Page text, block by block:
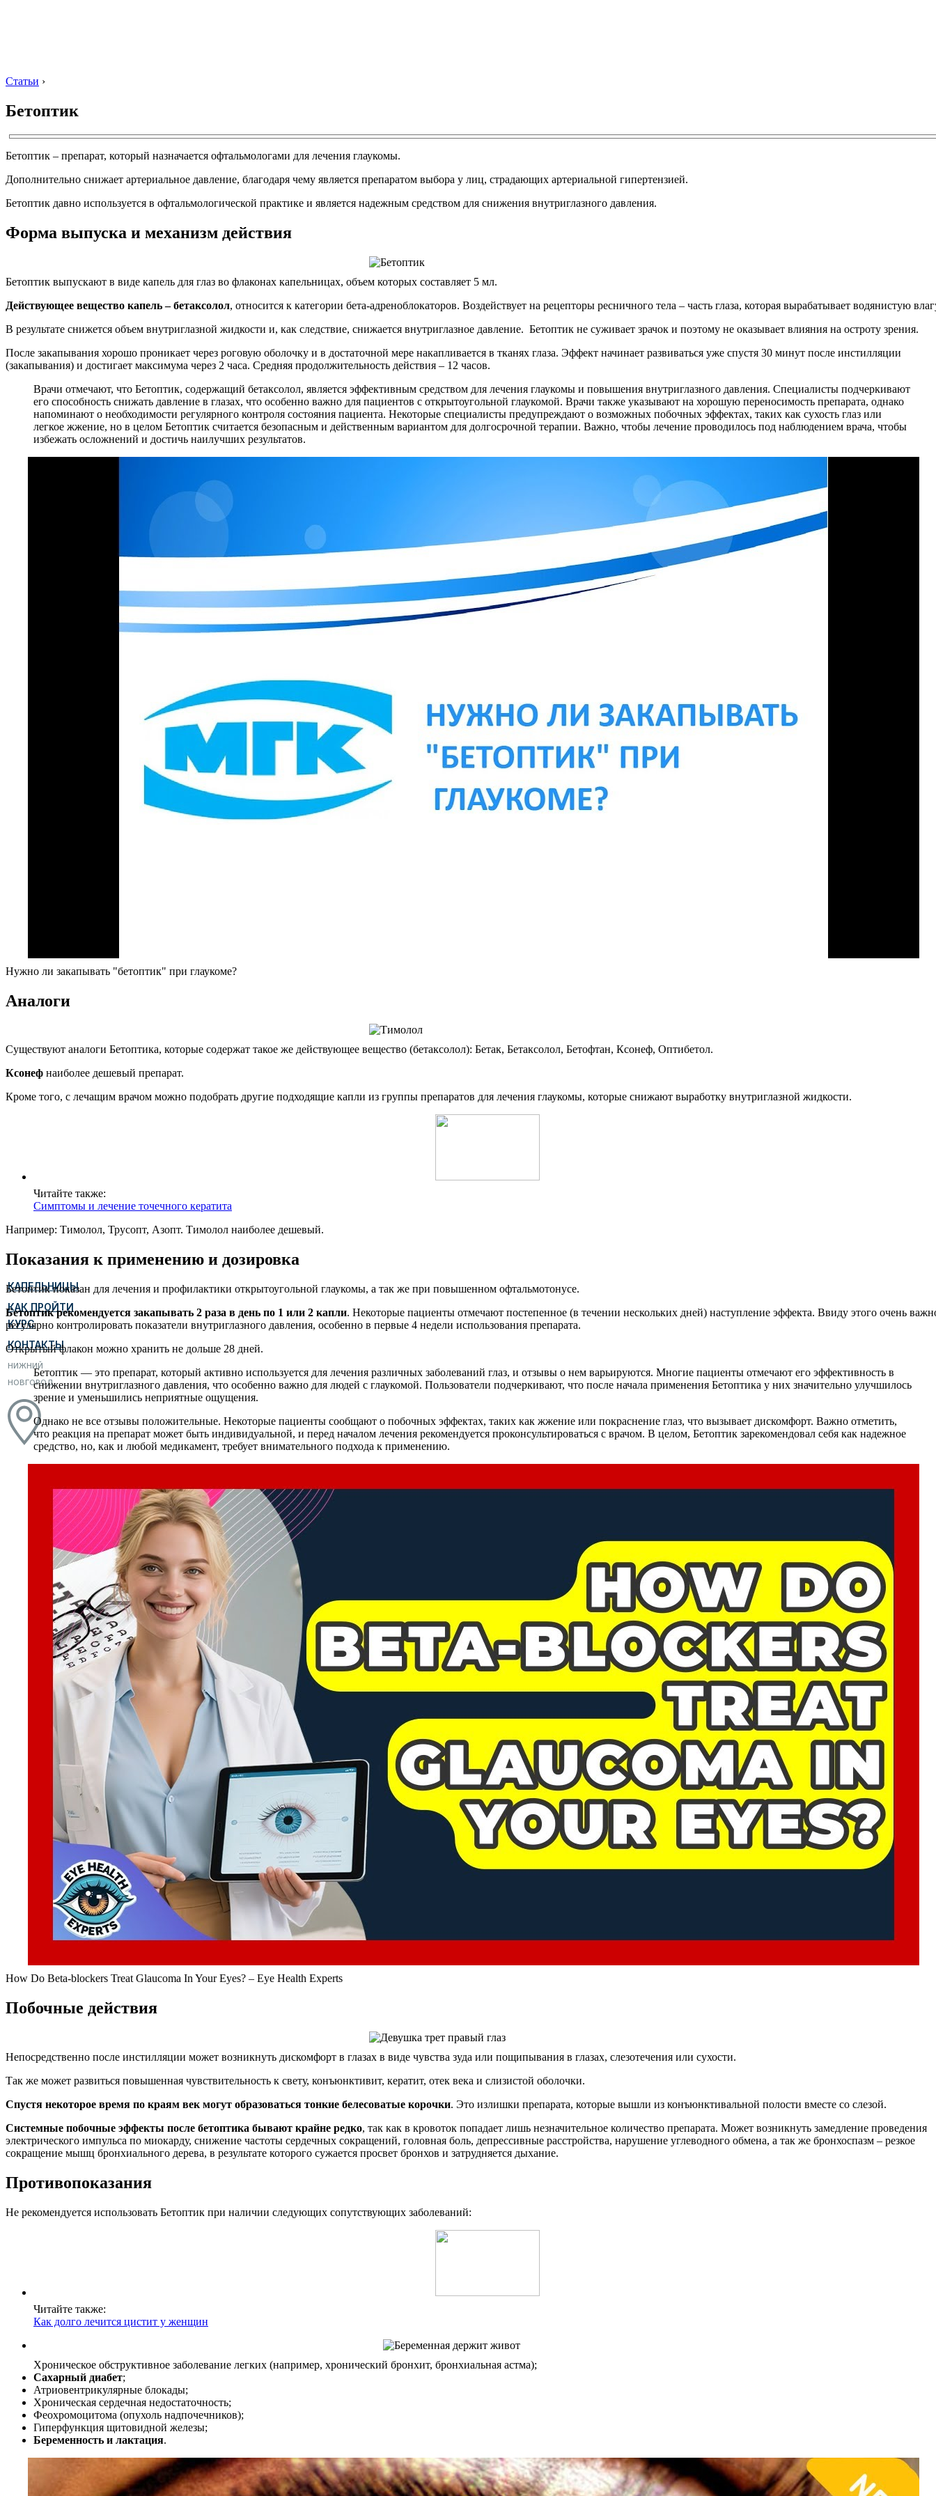
КАПЕЛЬНИЦЫ
КАК ПРОЙТИ
КУРС
КОНТАКТЫ
НИЖНИЙ
НОВГОРОД
Статьи ›
Бетоптик
Бетоптик – препарат, который назначается офтальмологами для лечения глаукомы.
Дополнительно снижает артериальное давление, благодаря чему является препаратом выбора у лиц, страдающих артериальной гипертензией.
Бетоптик давно используется в офтальмологической практике и является надежным средством для снижения внутриглазного давления.
Форма выпуска и механизм действия
Бетоптик выпускают в виде капель для глаз во флаконах капельницах, объем которых составляет 5 мл.
Действующее вещество капель – бетаксолол, относится к категории бета-адреноблокаторов. Воздействует на рецепторы ресничного тела – часть глаза, которая вырабатывает водянистую
В результате снижется объем внутриглазной жидкости и, как следствие, снижается внутриглазное давление. Бетоптик не суживает зрачок и поэтому не оказывает влияния на остроту зрения.
После закапывания хорошо проникает через роговую оболочку и в достаточной мере накапливается в тканях глаза. Эффект начинает развиваться уже спустя 30 минут после инстилляции
(закапывания) и достигает максимума через 2 часа. Средняя продолжительность действия – 12 часов.
Врачи отмечают, что Бетоптик, содержащий бетаксолол, является эффективным средством для лечения глаукомы и повышения внутриглазного давления. Специалисты подчеркивают
его способность снижать давление в глазах, что особенно важно для пациентов с открытоугольной глаукомой. Врачи также указывают на хорошую переносимость препарата, однако
напоминают о необходимости регулярного контроля состояния пациента. Некоторые специалисты предупреждают о возможных побочных эффектах, таких как сухость глаз или
легкое жжение, но в целом Бетоптик считается безопасным и действенным вариантом для долгосрочной терапии. Важно, чтобы лечение проводилось под наблюдением врача, чтобы
избежать осложнений и достичь наилучших результатов.
Нужно ли закапывать "бетоптик" при глаукоме?
Аналоги
Существуют аналоги Бетоптика, которые содержат такое же действующее вещество (бетаксолол): Бетак, Бетаксолол, Бетофтан, Ксонеф, Оптибетол.
Ксонеф наиболее дешевый препарат.
Кроме того, с лечащим врачом можно подобрать другие подходящие капли из группы препаратов для лечения глаукомы, которые снижают выработку внутриглазной жидкости.
Читайте также:
Симптомы и лечение точечного кератита
Например: Тимолол, Трусопт, Азопт. Тимолол наиболее дешевый.
Показания к применению и дозировка
Бетоптик показан для лечения и профилактики открытоугольной глаукомы, а так же при повышенном офтальмотонусе.
Бетоптик рекомендуется закапывать 2 раза в день по 1 или 2 капли. Некоторые пациенты отмечают постепенное (в течении нескольких дней) наступление эффекта. Ввиду этого очень
регулярно контролировать показатели внутриглазного давления, особенно в первые 4 недели использования препарата.
Открытый флакон можно хранить не дольше 28 дней.
Бетоптик — это препарат, который активно используется для лечения различных заболеваний глаз, и отзывы о нем варьируются. Многие пациенты отмечают его эффективность в
снижении внутриглазного давления, что особенно важно для людей с глаукомой. Пользователи подчеркивают, что после начала применения Бетоптика у них значительно улучшилось
зрение и уменьшились неприятные ощущения.
Однако не все отзывы положительные. Некоторые пациенты сообщают о побочных эффектах, таких как жжение или покраснение глаз, что вызывает дискомфорт. Важно отметить,
что реакция на препарат может быть индивидуальной, и перед началом лечения рекомендуется проконсультироваться с врачом. В целом, Бетоптик зарекомендовал себя как надежное
средство, но, как и любой медикамент, требует внимательного подхода к применению.
How Do Beta-blockers Treat Glaucoma In Your Eyes? – Eye Health Experts
Побочные действия
Непосредственно после инстилляции может возникнуть дискомфорт в глазах в виде чувства зуда или пощипывания в глазах, слезотечения или сухости.
Так же может развиться повышенная чувствительность к свету, конъюнктивит, кератит, отек века и слизистой оболочки.
Спустя некоторое время по краям век могут образоваться тонкие белесоватые корочки. Это излишки препарата, которые вышли из конъюнктивальной полости вместе со слезой.
Системные побочные эффекты после бетоптика бывают крайне редко, так как в кровоток попадает лишь незначительное количество препарата. Может возникнуть замедление проведения
электрического импульса по миокарду, снижение частоты сердечных сокращений, головная боль, депрессивные расстройства, нарушение углеводного обмена, а так же бронхоспазм – резкое
сокращение мышц бронхиального дерева, в результате которого сужается просвет бронхов и затрудняется дыхание.
Противопоказания
Не рекомендуется использовать Бетоптик при наличии следующих сопутствующих заболеваний:
Читайте также:
Как долго лечится цистит у женщин
Хроническое обструктивное заболевание легких (например, хронический бронхит, бронхиальная астма);
Сахарный диабет;
Атриовентрикулярные блокады;
Хроническая сердечная недостаточность;
Феохромоцитома (опухоль надпочечников);
Гиперфункция щитовидной железы;
Беременность и лактация.